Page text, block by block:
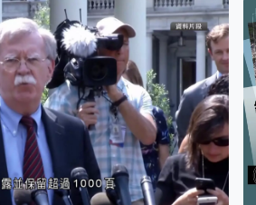
死亡，另有13人受傷，正在全力救
件。